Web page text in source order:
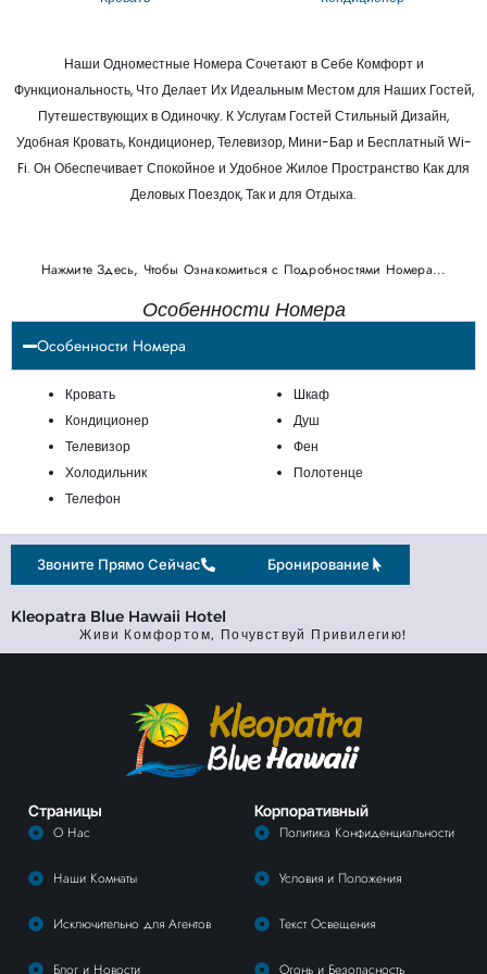
Наши Одноместные Номера Сочетают в Себе Комфорт и
Функциональность, Что Делает Их Идеальным Местом для Наших Гостей,
Путешествующих в Одиночку. К Услугам Гостей Стильный Дизайн,
Удобная Кровать, Кондиционер, Телевизор, Мини-Бар и Бесплатный Wi-
Fi. Он Обеспечивает Спокойное и Удобное Жилое Пространство Как для
Деловых Поездок, Так и для Отдыха.
Нажмите Здесь, Чтобы Ознакомиться с Подробностями Номера...
Особенности Номера
Особенности Номера
Кровать
Кондиционер
Телевизор
Холодильник
Телефон
Шкаф
Душ
Фен
Полотенце
Звоните Прямо Сейчас Бронирование
Kleopatra Blue Hawaii Hotel
Живи Комфортом, Почувствуй Привилегию!
Страницы
О Нас
Наши Комнаты
Исключительно для Агентов
Блог и Новости
Корпоративный
Политика Конфиденциальности
Условия и Положения
Текст Освещения
Огонь и Безопасность